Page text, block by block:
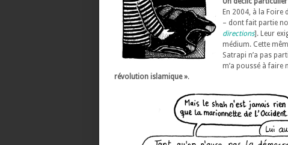
En 2004, à la Foire
– dont fait partie
directions]. Leur
médium. Cette
Satrapi n’a pas
m’a poussé à
révolution islamique ».